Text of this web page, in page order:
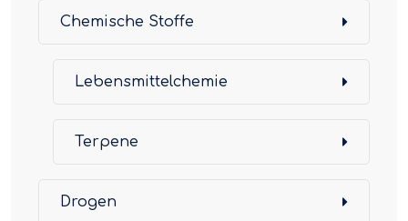
Chemische Stoffe
Lebensmittelchemie
Terpene
Drogen